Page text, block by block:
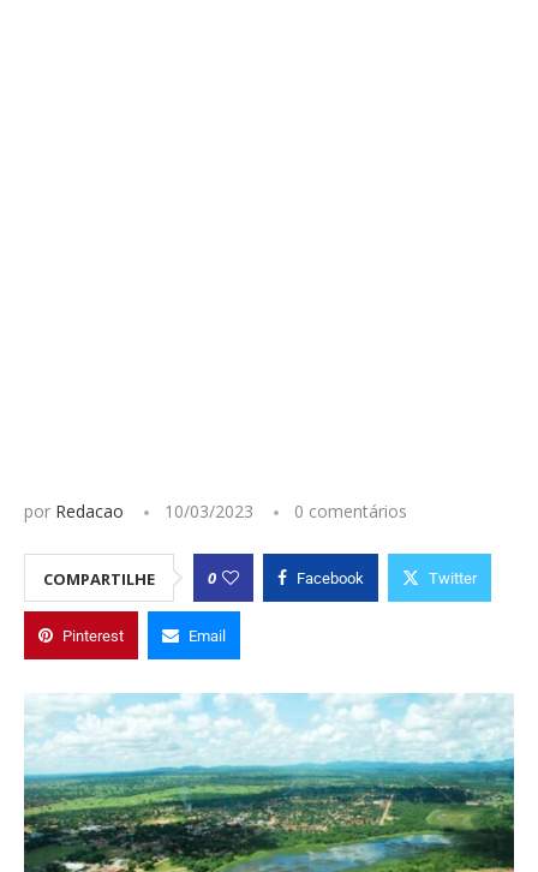
por Redacao 10/03/2023 0 comentários
COMPARTILHE 0 Facebook Twitter
Pinterest Email